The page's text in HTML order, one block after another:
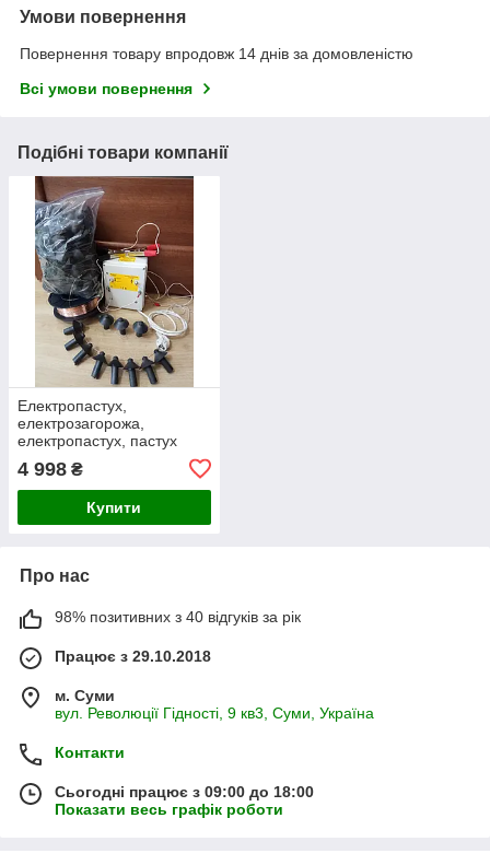
Умови повернення
Повернення товару впродовж 14 днів за домовленістю
Всі умови повернення
Подібні товари компанії
Електропастух,
електрозагорожа,
електропастух, пастух
4 998 ₴
Купити
Про нас
98% позитивних з 40 відгуків за рік
Працює з 29.10.2018
м. Суми
вул. Революції Гідності, 9 кв3, Суми, Україна
Контакти
Сьогодні працює з 09:00 до 18:00
Показати весь графік роботи